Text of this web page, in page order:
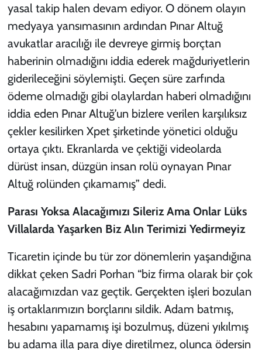
yasal takip halen devam ediyor. O dönem olayın
medyaya yansımasının ardından Pınar Altuğ
avukatlar aracılığı ile devreye girmiş borçtan
haberinin olmadığını iddia ederek mağduriyetlerin
giderileceğini söylemişti. Geçen süre zarfında
ödeme olmadığı gibi olaylardan haberi olmadığını
iddia eden Pınar Altuğ’un bizlere verilen karşılıksız
çekler kesilirken Xpet şirketinde yönetici olduğu
ortaya çıktı. Ekranlarda ve çektiği videolarda
dürüst insan, düzgün insan rolü oynayan Pınar
Altuğ rolünden çıkamamış” dedi.
Parası Yoksa Alacağımızı Sileriz Ama Onlar Lüks
Villalarda Yaşarken Biz Alın Terimizi Yedirmeyiz
Ticaretin içinde bu tür zor dönemlerin yaşandığına
dikkat çeken Sadri Porhan “biz firma olarak bir çok
alacağımızdan vaz geçtik. Gerçekten işleri bozulan
iş ortaklarımızın borçlarını sildik. Adam batmış,
hesabını yapamamış işi bozulmuş, düzeni yıkılmış
bu adama illa para diye diretilmez, olunca ödersin